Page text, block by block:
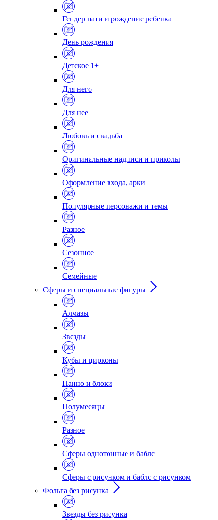
Гендер пати и рождение ребенка
День рождения
Детское 1+
Для него
Для нее
Любовь и свадьба
Оригинальные надписи и приколы
Оформление входа, арки
Популярные персонажи и темы
Разное
Сезонное
Семейные
Сферы и специальные фигуры
Алмазы
Звезды
Кубы и цирконы
Панно и блоки
Полумесяцы
Разное
Сферы однотонные и баблс
Сферы с рисунком и баблс с рисунком
Фольга без рисунка
Звезды без рисунка